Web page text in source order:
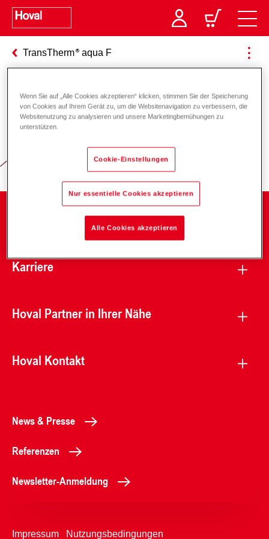
TransTherm aqua F
Verantwortung für Energie und
Karriere
Hoval Partner in Ihrer Nähe
Hoval Kontakt
News & Presse
Referenzen
Newsletter-Anmeldung
Impressum Nutzungsbedingungen
Wenn Sie auf „Alle Cookies akzeptieren“ klicken, stimmen Sie der Speicherung
von Cookies auf Ihrem Gerät zu, um die Websitenavigation zu verbessern, die
Websitenutzung zu analysieren und unsere Marketingbemühungen zu
unterstützen.
Cookie-Einstellungen
Nur essentielle Cookies akzeptieren
Alle Cookies akzeptieren